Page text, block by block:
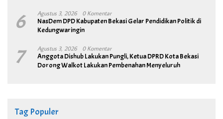
6 Agustus 3, 2026 0 Komentar
NasDem DPD Kabupaten Bekasi Gelar Pendidikan Politik di
Kedungwaringin
7 Agustus 3, 2026 0 Komentar
Anggota Dishub Lakukan Pungli, Ketua DPRD Kota Bekasi
Dorong Walkot Lakukan Pembenahan Menyeluruh
Tag Populer